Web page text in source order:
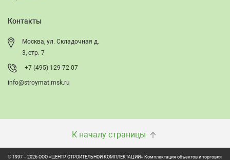
Контакты
Москва, ул. Складочная д.
3, стр. 7
+7 (495) 129-72-07
info@stroymat.msk.ru
К началу страницы
© 1997 – 2026 ООО «ЦЕНТР СТРОИТЕЛЬНОЙ КОМПЛЕКТАЦИИ» Комплектация объектов и торговля